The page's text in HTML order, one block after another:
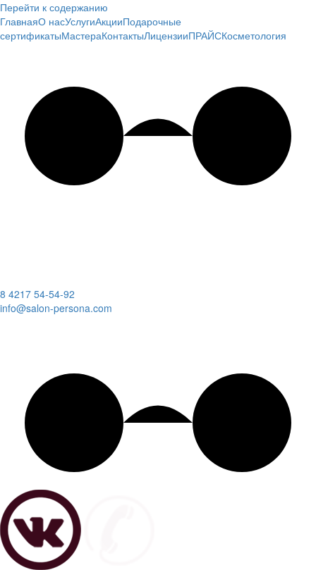
Перейти к содержанию
ГлавнаяО насУслугиАкцииПодарочные
сертификатыМастераКонтактыЛицензииПРАЙСКосметология
8 4217 54-54-92
info@salon-persona.com